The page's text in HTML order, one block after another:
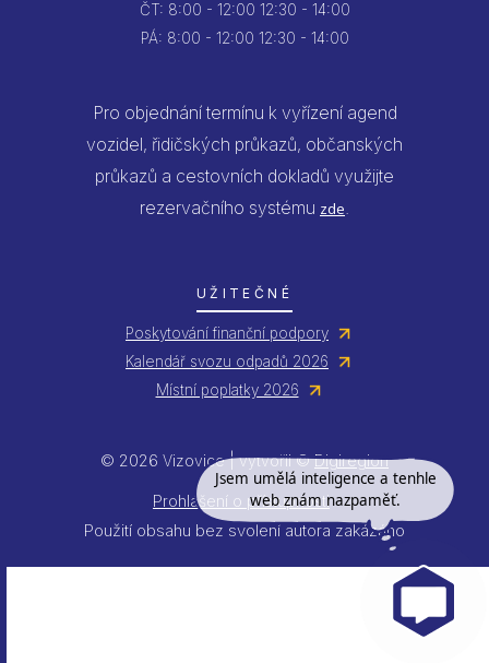
ČT: 8:00 - 12:00 12:30 - 14:00
PÁ: 8:00 - 12:00 12:30 - 14:00
Pro objednání termínu k vyřízení agend
vozidel, řidičských průkazů, občanských
průkazů a cestovních dokladů využijte
rezervačního systému zde.
UŽITEČNÉ
Poskytování finanční podpory
Kalendář svozu odpadů 2026
Místní poplatky 2026
© 2026 Vizovice | vytvořil ©Digiregion
Prohlášení o přístupnosti
Použití obsahu bez svolení autora zakázáno
Jsem umělá inteligence a tenhle
web znám nazpaměť.